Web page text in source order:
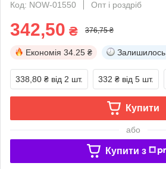
Код: NOW-01550
Опт і роздріб
342,50 ₴ 376,75 ₴
Економія 34.25 ₴ Залишилось
338,80 ₴ від 2 шт. 332 ₴ від 5 шт.
Купити
або
Купити з